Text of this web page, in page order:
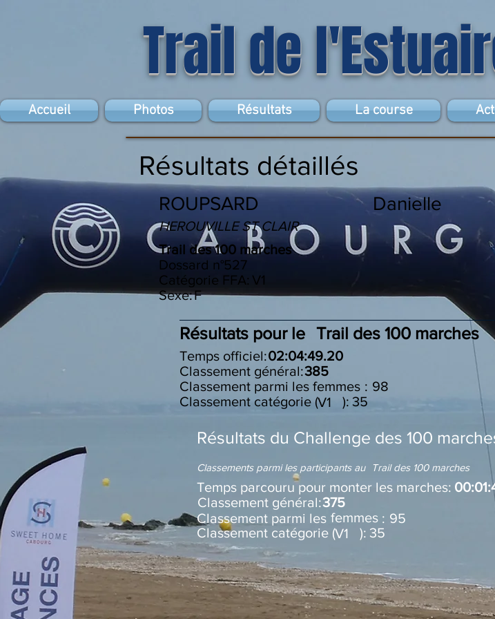
Trail de
Accueil Photos Résultats La course
Résultats détaillés
ROUPSARD Danielle
HEROUVILLE ST CLAIR
Trail des 100 marches
Dossard n°527
Catégorie FFA: V1
Sexe:F
Résultats pour le Trail des 100 marches
Temps officiel:02:04:49.20
Classement général:385
Classement parmi les : 98
femmes
Classement catégorie ( ): 35
V1
Résultats du Challenge des 100
Classements parmi les participants au Trail des 100 marches
Temps parcouru pour monter les marches:
Classement général:375
Classement catégorie ( ): 35
V1
Classement parmi les : 95
femmes